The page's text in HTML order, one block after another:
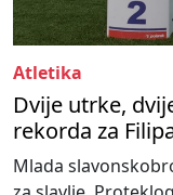
Atletika
Dvije utrke,
rekorda za
Mlada